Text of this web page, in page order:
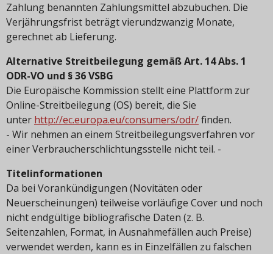
Zahlung benannten Zahlungsmittel abzubuchen. Die
Verjährungsfrist beträgt vierundzwanzig Monate,
gerechnet ab Lieferung.
Alternative Streitbeilegung gemäß Art. 14 Abs. 1
ODR-VO und § 36 VSBG
Die Europäische Kommission stellt eine Plattform zur
Online-Streitbeilegung (OS) bereit, die Sie
unter http://ec.europa.eu/consumers/odr/finden.
- Wir nehmen an einem Streitbeilegungsverfahren vor
einer Verbraucherschlichtungsstelle nicht teil. -
Titelinformationen
Da bei Vorankündigungen (Novitäten oder
Neuerscheinungen) teilweise vorläufige Cover und noch
nicht endgültige bibliografische Daten (z. B.
Seitenzahlen, Format, in Ausnahmefällen auch Preise)
verwendet werden, kann es in Einzelfällen zu falschen